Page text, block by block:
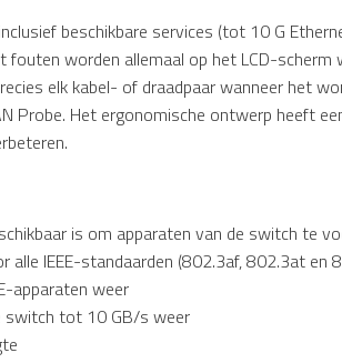
beschikbare services (tot 10 G
worden allemaal op het LCD-scherm
elk kabel- of draadpaar wanneer het
Probe. Het ergonomische ontwerp heeft
is om apparaten van de switch te
IEEE-standaarden (802.3af, 802.3at en
apparaten weer
switch tot 10 GB/s weer